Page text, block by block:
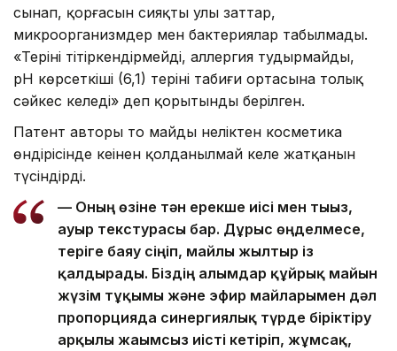
сынап, қорғасын сияқты улы заттар,
микроорганизмдер мен бактериялар табылмады.
«Теріні тітіркендірмейді, аллергия тудырмайды,
pH көрсеткіші (6,1) терінің табиғи ортасына толық
сәйкес келеді» деп қорытынды берілген.
Патент авторы тоң майдың неліктен косметика
өндірісінде кеңінен қолданылмай келе жатқанын
түсіндірді.
— Оның өзіне тән ерекше иісі мен тығыз,
ауыр текстурасы бар. Дұрыс өңделмесе,
теріге баяу сіңіп, майлы жылтыр із
қалдырады. Біздің ғалымдар құйрық майын
жүзім тұқымы және эфир майларымен дәл
пропорцияда синергиялық түрде біріктіру
арқылы жағымсыз иісті кетіріп, жұмсақ,